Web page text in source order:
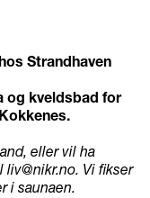
Strandhaven
og kveldsbad for
eller vil ha
Vi fikser
i saunaen.